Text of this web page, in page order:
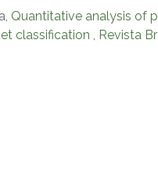
Quantitative analysis of
classification , Revista